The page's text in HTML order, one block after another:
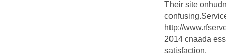
Their site
http://
2014 cnaada
satisfaction.